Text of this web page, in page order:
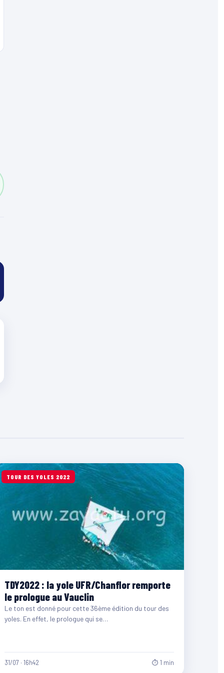
TOUR DES YOLES 2022
TDY2022 : la yole UFR/Chanflor remporte
le prologue au Vauclin
Le ton est donné pour cette 36ème édition du tour des
yoles. En effet, le prologue qui se…
31/07 · 16h42 ⏱ 1 min